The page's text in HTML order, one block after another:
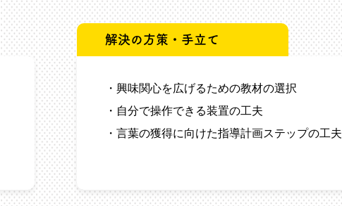
解決の方策・手立て
・興味関心を広げるための教材の選択
・自分で操作できる装置の工夫
・言葉の獲得に向けた指導計画ステップの工夫